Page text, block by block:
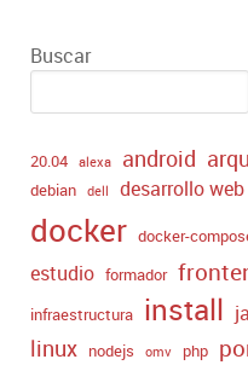
Buscar
20.04 alexa android
debian dell desarrollo web
docker docker-
estudio formador
infraestructura install
linux nodejs omv php